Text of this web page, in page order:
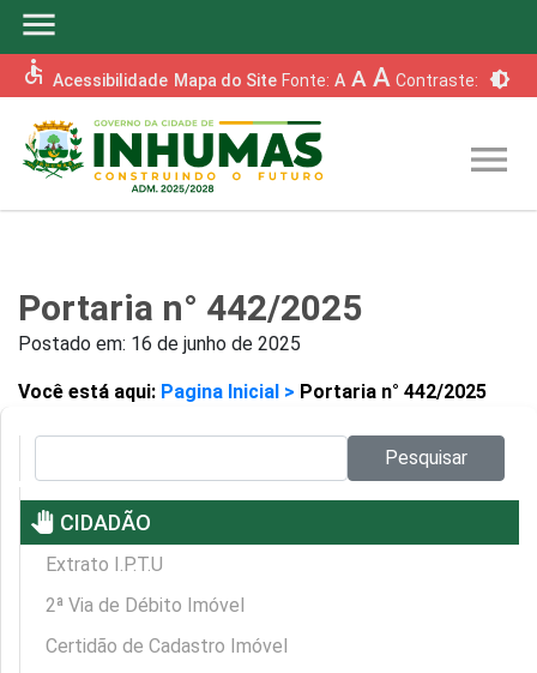
menu
accessible Acessibilidade Mapa do Site Fonte: A A A Contraste: brightness_6
menu
Portaria n° 442/2025
Postado em: 16 de junho de 2025
Você está aqui: Pagina Inicial > Portaria n° 442/2025
Pesquisar
pan_tool CIDADÃO
Extrato I.P.T.U
2ª Via de Débito Imóvel
Certidão de Cadastro Imóvel